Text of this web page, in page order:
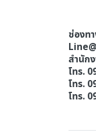
ช่องท
สำนัก
โทร.
โทร.
โทร.